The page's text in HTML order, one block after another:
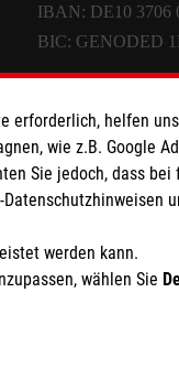
IBAN: DE10 3706
BIC: GENODED
erforderlich, helfen
wie z.B. Google
Sie jedoch, dass
werden kann.
wählen Sie
Analyse